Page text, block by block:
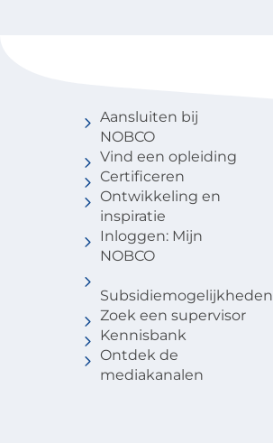
Aansluiten bij
NOBCO
Vind een opleiding
Certificeren
Ontwikkeling en
inspiratie
Inloggen: Mijn
NOBCO
Subsidiemogelijkheden
Zoek een supervisor
Kennisbank
Ontdek de
mediakanalen